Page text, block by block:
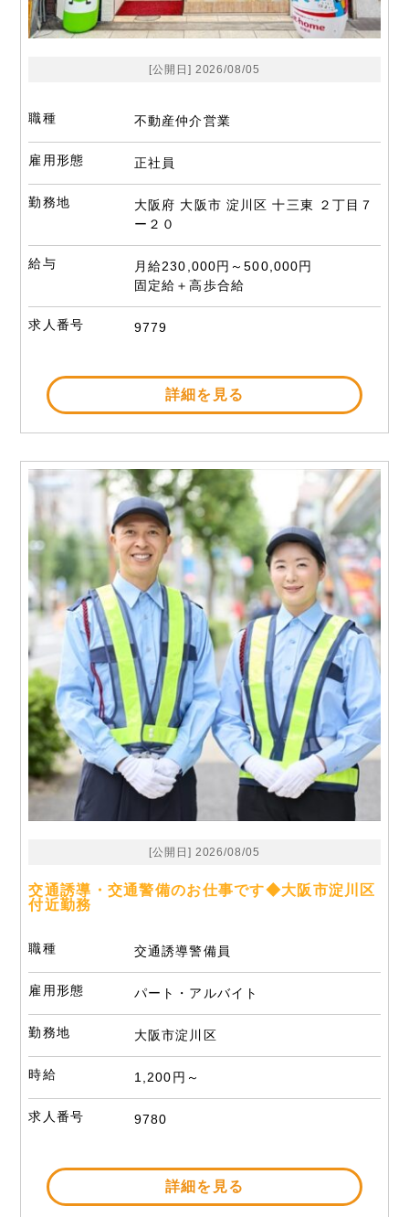
[公開日] 2026/08/05
職種 不動産仲介営業
雇用形態 正社員
勤務地
大阪府 大阪市 淀川区 十三東 ２丁目７
ー２０
給与
月給230,000円～500,000円
固定給＋高歩合給
求人番号 9779
詳細を見る
[公開日] 2026/08/05
交通誘導・交通警備のお仕事です◆大阪市淀川区
付近勤務
職種 交通誘導警備員
雇用形態 パート・アルバイト
勤務地 大阪市淀川区
時給 1,200円～
求人番号 9780
詳細を見る